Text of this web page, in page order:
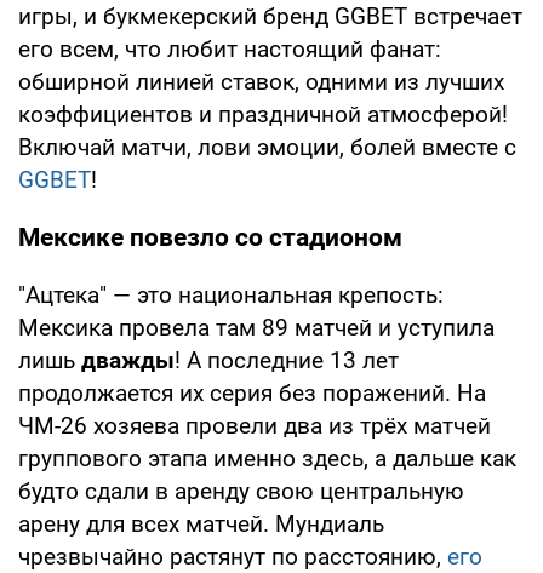
игры, и букмекерский бренд GGBET встречает
его всем, что любит настоящий фанат:
обширной линией ставок, одними из лучших
коэффициентов и праздничной атмосферой!
Включай матчи, лови эмоции, болей вместе с
GGBET!
Мексике повезло со стадионом
"Ацтека" — это национальная крепость:
Мексика провела там 89 матчей и уступила
лишь дважды! А последние 13 лет
продолжается их серия без поражений. На
ЧМ-26 хозяева провели два из трёх матчей
группового этапа именно здесь, а дальше как
будто сдали в аренду свою центральную
арену для всех матчей. Мундиаль
чрезвычайно растянут по расстоянию, его